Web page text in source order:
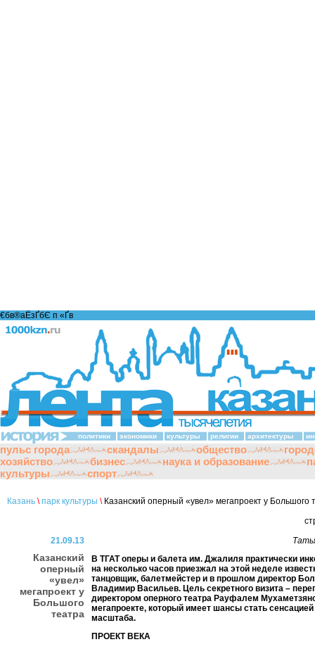
€бв®аЁзҐбЄ п «Ґ­в
политики экономики культуры религии архитектуры
пульс города скандалы общество
хозяйство
бизнес наука и образование
культуры
спорт
Казань \ парк культуры \Казанский оперный «увел» мегапроект у Большого
21.09.13
Казанский
оперный
«увел»
мегапроект у
Большого
театра
В ТГАТ оперы и балета им. Джалиля практически
на несколько часов приезжал на этой неделе
танцовщик, балетмейстер и в прошлом директор
Владимир Васильев. Цель секретного визита –
директором оперного театра Рауфалем
мегапроекте, который имеет шансы стать
масштаба.
ПРОЕКТ ВЕКА